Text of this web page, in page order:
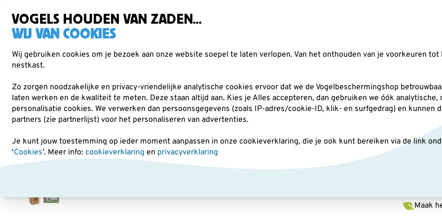
VOGELS HOUDEN VAN ZADEN...
WIJ VAN COOKIES
Wij gebruiken cookies om je bezoek aan onze website soepel te laten verlopen. Van het onthouden van je voorkeuren
nestkast.
Zo zorgen noodzakelijke en privacy-vriendelijke analytische cookies ervoor dat we de Vogelbeschermingshop
laten werken en de kwaliteit te meten. Deze staan altijd aan. Kies je Alles accepteren, dan gebruiken we óók analytische,
personalisatie cookies. We verwerken dan persoonsgegevens (zoals IP-adres/cookie-ID, klik- en surfgedrag) en kunnen
partners (zie partnerlijst) voor het personaliseren van advertenties.
Je kunt jouw toestemming op ieder moment aanpassen in onze cookieverklaring, die je ook kunt bereiken via de link
‘Cookies’. Meer info: cookieverklaring en privacyverklaring
Verrekijkers Vogelvoer Voederhuisjes & -silo's Nestkasten Andere tuindieren
Kids Bouwpakketten Bouwpakket vlinderhuis Dana
Maak